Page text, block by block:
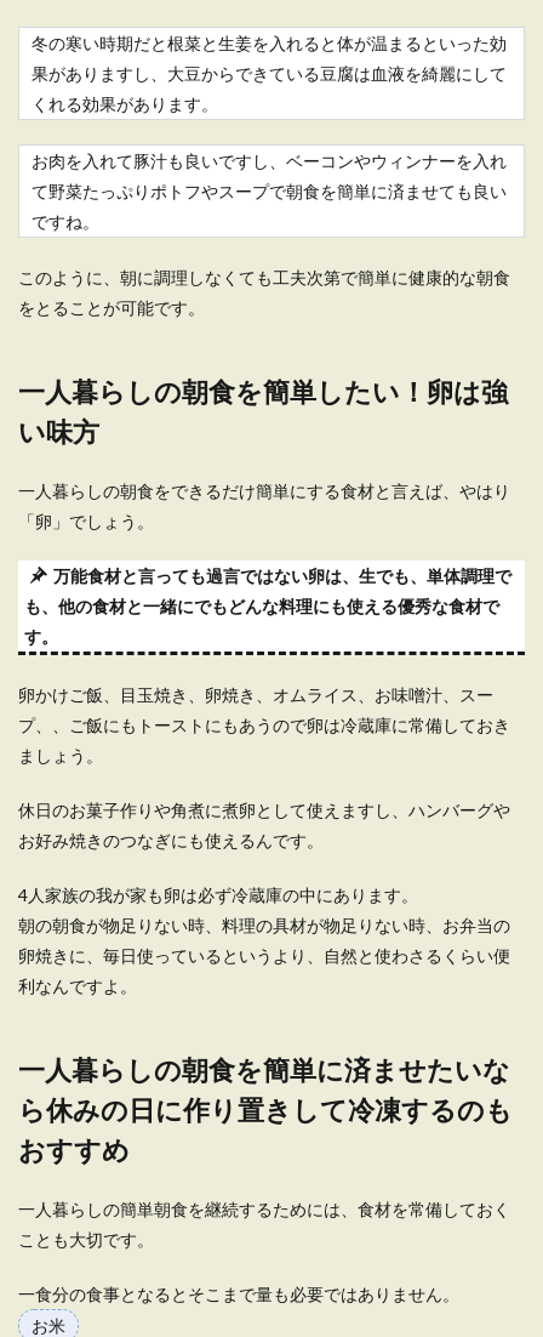
一人暮らしだと、つい自炊が面倒だと感じてしま
いますよね。しかし毎日外食では栄養面が心配な
だけでは...
一人暮らしにおすすめなご飯が安いメ
ニューや購入するお店
一人暮らしをしていると意外にかかるのが食費で
日買...
女性におすすめのメニュー
るのではな...
冬の寒い時期だと根菜と生姜を入れると体が温まるといった効
果がありますし、大豆からできている豆腐は血液を綺麗にして
くれる効果があります。
お肉を入れて豚汁も良いですし、ベーコンやウィンナーを入れ
て野菜たっぷりポトフやスープで朝食を簡単に済ませても良い
ですね。
このように、朝に調理しなくても工夫次第で簡単に健康的な朝食
をとることが可能です。
一人暮らしの朝食を簡単したい！卵は強
い味方
一人暮らしの朝食をできるだけ簡単にする食材と言えば、やはり
「卵」でしょう。
万能食材と言っても過言ではない卵は、生でも、単体調理で
も、他の食材と一緒にでもどんな料理にも使える優秀な食材で
す。
卵かけご飯、目玉焼き、卵焼き、オムライス、お味噌汁、スー
プ、、ご飯にもトーストにもあうので卵は冷蔵庫に常備しておき
ましょう。
休日のお菓子作りや角煮に煮卵として使えますし、ハンバーグや
お好み焼きのつなぎにも使えるんです。
4人家族の我が家も卵は必ず冷蔵庫の中にあります。
朝の朝食が物足りない時、料理の具材が物足りない時、お弁当の
卵焼きに、毎日使っているというより、自然と使わさるくらい便
利なんですよ。
一人暮らしの朝食を簡単に済ませたいな
ら休みの日に作り置きして冷凍するのも
おすすめ
一人暮らしの簡単朝食を継続するためには、食材を常備しておく
ことも大切です。
一食分の食事となるとそこまで量も必要ではありません。
お米